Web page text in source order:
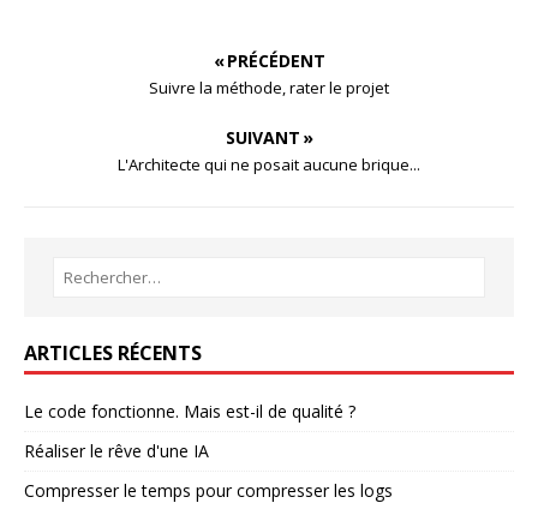
« PRÉCÉDENT
Suivre la méthode, rater le projet
SUIVANT »
L'Architecte qui ne posait aucune brique...
ARTICLES RÉCENTS
Le code fonctionne. Mais est-il de qualité ?
Réaliser le rêve d'une IA
Compresser le temps pour compresser les logs